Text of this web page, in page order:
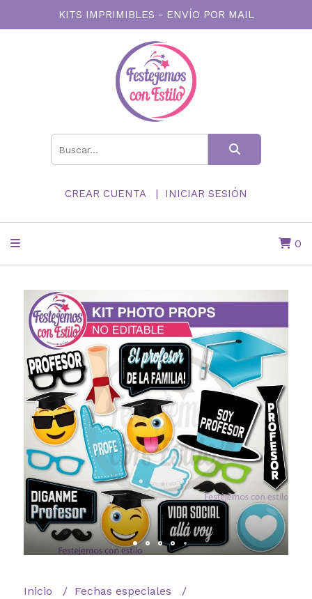
KITS IMPRIMIBLES - ENVÍO POR MAIL
CREAR CUENTA INICIAR SESIÓN
0
Inicio
Fechas especiales